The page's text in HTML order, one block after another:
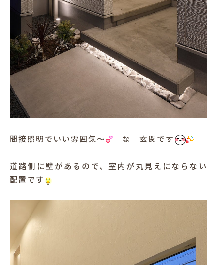
間接照明でいい雰囲気～ な 玄関です
道路側に壁があるので、室内が丸見えにならない
配置です